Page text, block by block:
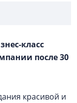
класс
после 30
красивой и